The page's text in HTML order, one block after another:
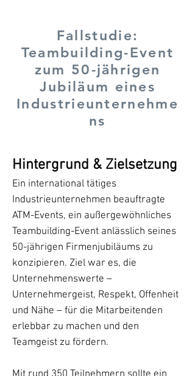
Fallstudie:
Teambuilding-Event
zum 50-jährigen
Jubiläum eines
Industrieunternehme
ns
Hintergrund & Zielsetzung
Ein international tätiges
Industrieunternehmen beauftragte
ATM-Events, ein außergewöhnliches
Teambuilding-Event anlässlich seines
50-jährigen Firmenjubiläums zu
konzipieren. Ziel war es, die
Unternehmenswerte –
Unternehmergeist, Respekt, Offenheit
und Nähe – für die Mitarbeitenden
erlebbar zu machen und den
Teamgeist zu fördern.